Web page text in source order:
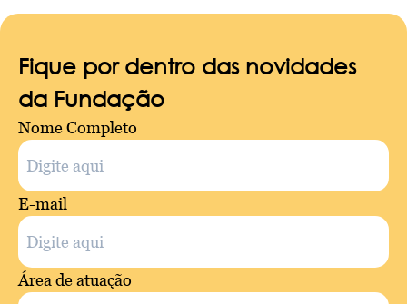
Fique por dentro das novidades
da Fundação
Nome Completo
E-mail
Área de atuação